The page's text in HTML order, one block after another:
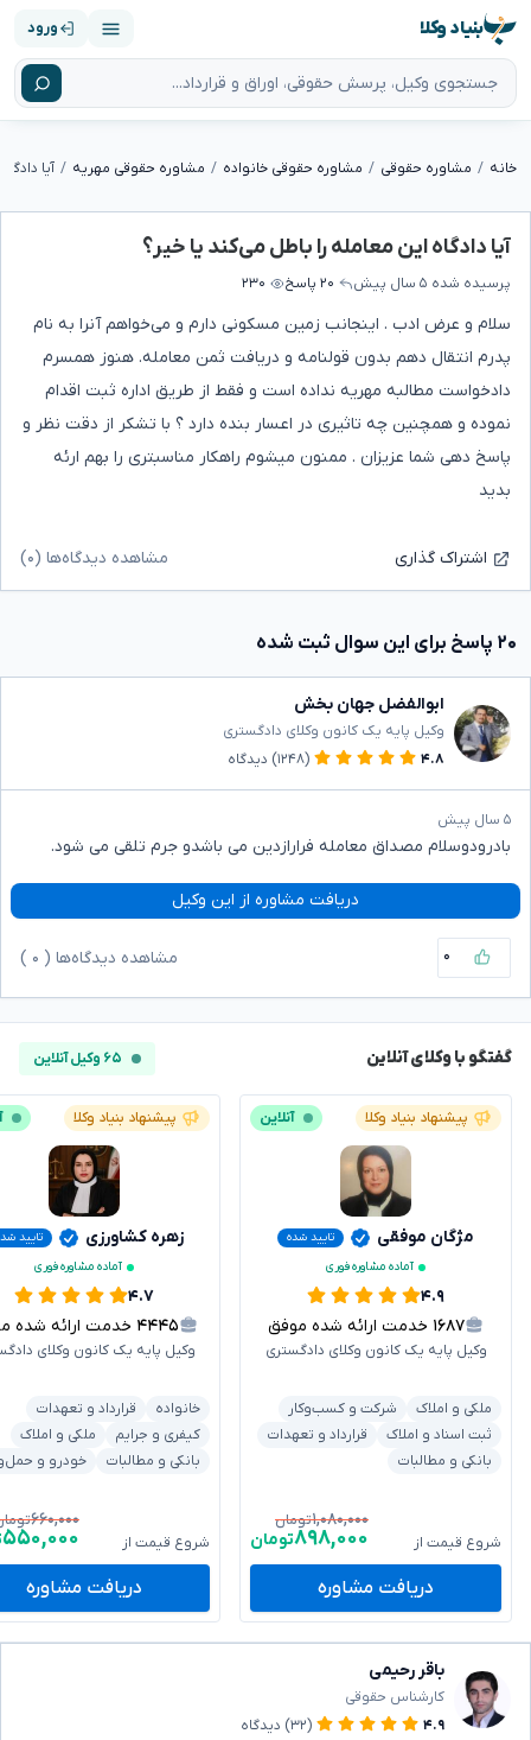
بنیاد وکلا ورود
خانه مشاوره حقوقی مشاوره حقوقی خانواده مشاوره حقوقی مهریه آیا
آیا دادگاه این معامله را باطل می‌کند یا خیر؟
پرسیده شده ۵ سال پیش ۲۰ پاسخ ۲۳۰
سلام و عرض ادب . اینجانب زمین مسکونی دارم و می‌خواهم آنرا به نام
پدرم انتقال دهم بدون قولنامه و دریافت ثمن‌ معامله. هنوز همسرم
دادخواست مطالبه مهریه نداده است و فقط از طریق اداره ثبت اقدام
نموده و همچنین چه تاثیری در اعسار بنده دارد ؟ با تشکر از دقت نظر و
پاسخ دهی شما عزیزان . ممنون میشوم راهکار مناسبتری را بهم ارئه
بدید
اشتراک گذاری مشاهده دیدگاه‌ها (۰)
۲۰ پاسخ برای این سوال ثبت شده
ابوالفضل جهان بخش
وکیل پایه یک کانون وکلای دادگستری
۴.۸
(۱۲۴۸) دیدگاه
۵ سال پیش
بادرودوسلام مصداق معامله فرارازدین می باشدو جرم تلقی می شود.
دریافت مشاوره از این وکیل
۰ مشاهده دیدگاه‌ها ( ۰
گفتگو با وکلای آنلاین ۶۵ وکیل آنلاین
پیشنهاد بنیاد وکلا آنلاین
مژگان موفقی
تایید شده
آماده مشاوره فوری
۴.۹
۱۶۸۷ خدمت ارائه شده موفق
وکیل پایه یک کانون وکلای دادگستری
ملکی و املاک
شرکت و کسب‌وکار
ثبت اسناد و املاک
قرارداد و تعهدات
بانکی و مطالبات
شروع قیمت از
۱,۰۸۰,۰۰۰تومان
۸۹۸,۰۰۰تومان
دریافت مشاوره
پیشنهاد بنیاد وکلا
زهره کشاورزی
تایید
آماده مشاوره فوری
۴.۷
۴۴۴۵ خدمت ارائه شده موفق
وکیل پایه یک کانون وکلای
خانواده
قرارداد و تعهدات
کیفری و جرایم
ملکی و املاک
بانکی و مطالبات
خودرو و
شروع قیمت از
۶۶۰,۰۰۰
۵۵۰,۰۰۰
دریافت مشاوره
باقر رحیمی
کارشناس حقوقی
۴.۹
(۳۲) دیدگاه